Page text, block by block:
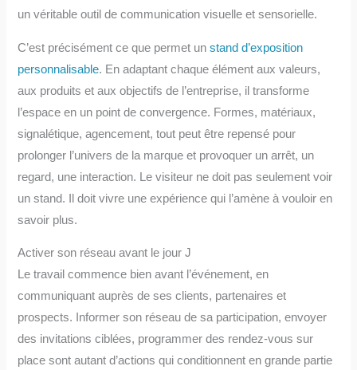
un véritable outil de communication visuelle et sensorielle.
C’est précisément ce que permet unstand d’exposition
personnalisable. En adaptant chaque élément aux valeurs,
aux produits et aux objectifs de l’entreprise, il transforme
l’espace en un point de convergence. Formes, matériaux,
signalétique, agencement, tout peut être repensé pour
prolonger l’univers de la marque et provoquer un arrêt, un
regard, une interaction. Le visiteur ne doit pas seulement voir
un stand. Il doit vivre une expérience qui l’amène à vouloir en
savoir plus.
Activer son réseau avant le jour J
Le travail commence bien avant l’événement, en
communiquant auprès de ses clients, partenaires et
prospects. Informer son réseau de sa participation, envoyer
des invitations ciblées, programmer des rendez-vous sur
place sont autant d’actions qui conditionnent en grande partie